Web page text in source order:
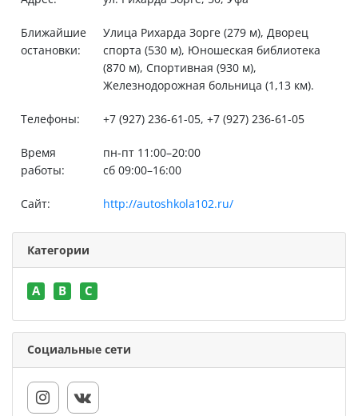
Ближайшие
остановки:
Улица Рихарда Зорге (279 м), Дворец
спорта (530 м), Юношеская библиотека
(870 м), Спортивная (930 м),
Железнодорожная больница (1,13 км).
Телефоны: +7 (927) 236-61-05, +7 (927) 236-61-05
Время
работы:
пн-пт 11:00–20:00
сб 09:00–16:00
Сайт: http://autoshkola102.ru/
Категории
A B C
Социальные сети